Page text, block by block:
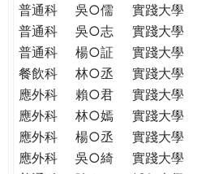
普通科
吳○儒 實踐大學
普通科
吳○志 實踐大學
普通科
楊○証 實踐大學
餐飲科
林○丞 實踐大學
應外科
賴○君 實踐大學
應外科
林○嫣 實踐大學
應外科
楊○丞 實踐大學
應外科
吳○綺 實踐大學